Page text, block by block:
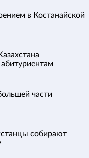
в Костанайской
части
собирают